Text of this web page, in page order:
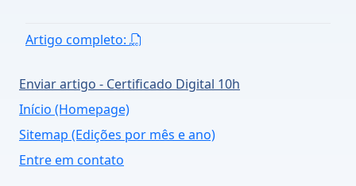
Artigo completo:
Enviar artigo - Certificado Digital 10h
Início (Homepage)
Sitemap (Edições por mês e ano)
Entre em contato